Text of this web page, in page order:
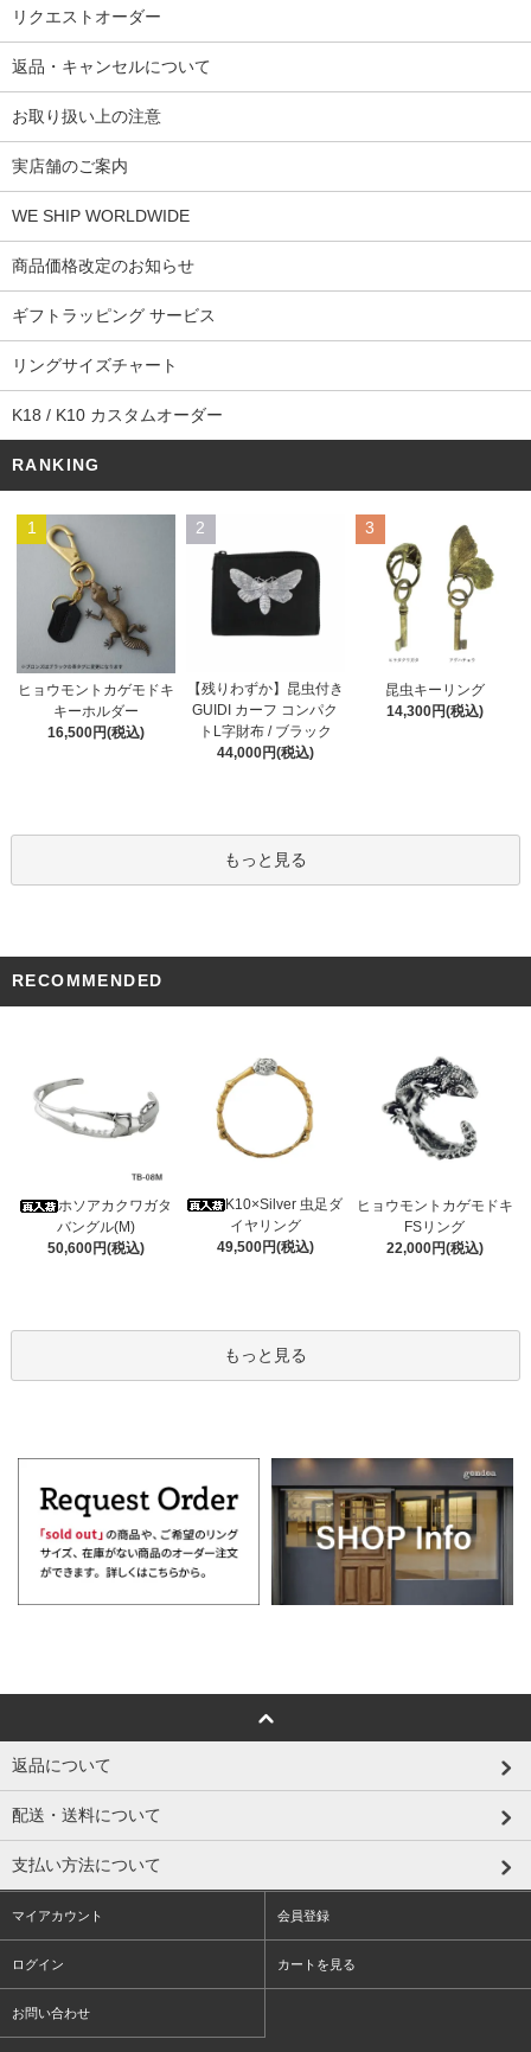
リクエストオーダー
返品・キャンセルについて
お取り扱い上の注意
実店舗のご案内
WE SHIP WORLDWIDE
商品価格改定のお知らせ
ギフトラッピング サービス
リングサイズチャート
K18 / K10 カスタムオーダー
RANKING
1
ヒョウモントカゲモドキ
キーホルダー
16,500円(税込)
2
【残りわずか】昆虫付き
GUIDI カーフ コンパク
トL字財布 / ブラック
44,000円(税込)
3
昆虫キーリング
14,300円(税込)
もっと見る
RECOMMENDED
ホソアカクワガタ
バングル(M)
50,600円(税込)
K10×Silver 虫足ダ
イヤリング
49,500円(税込)
ヒョウモントカゲモドキ
FSリング
22,000円(税込)
もっと見る
返品について
配送・送料について
支払い方法について
マイアカウント 会員登録
ログイン カートを見る
お問い合わせ